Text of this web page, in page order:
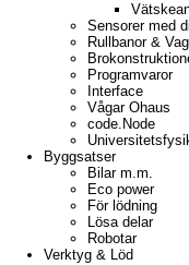
Sensorer med
Rullbanor &
Programvaror
Interface
Vågar Ohaus
code.Node
Byggsatser
Bilar m.m.
Eco power
För lödning
Lösa delar
Robotar
Verktyg & Löd